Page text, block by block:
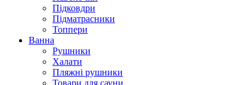
Підковдри
Підматрасники
Топпери
Ванна
Рушники
Халати
Пляжні рушники
Товари для сауни